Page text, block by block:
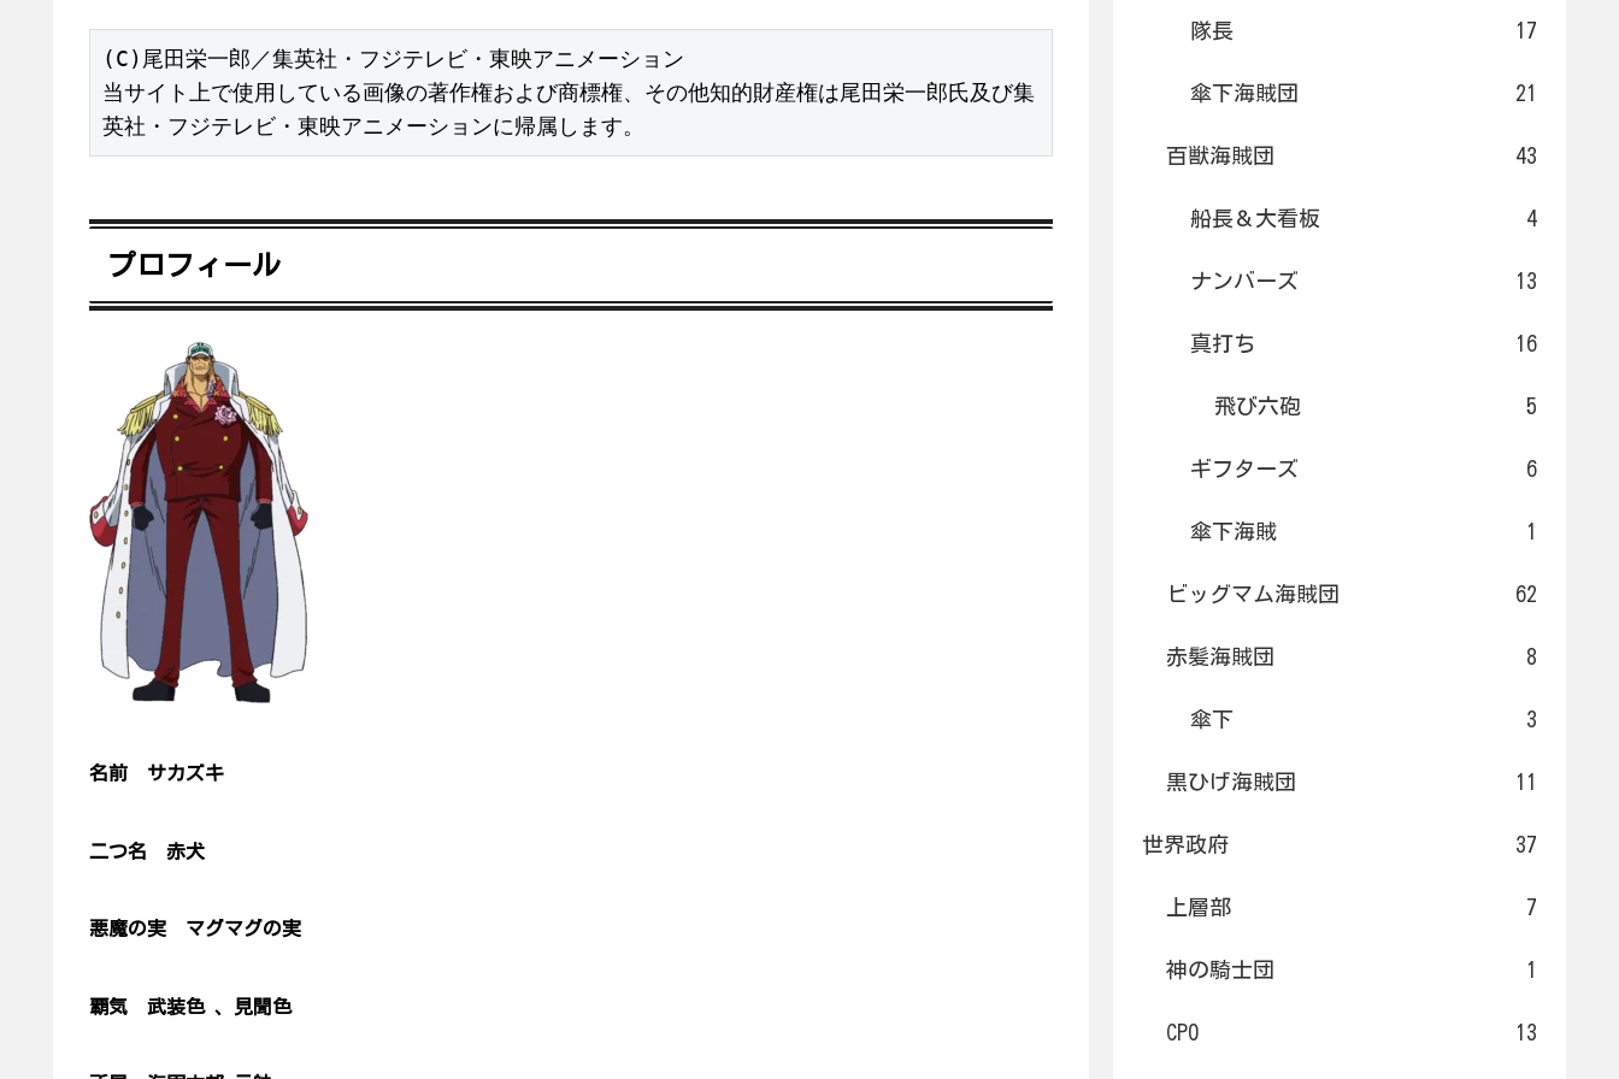
(C)尾田栄一郎／集英社・フジテレビ・東映アニメーション
当サイト上で使用している画像の著作権および商標権、その他知的財産権は尾田栄一郎氏及び集
英社・フジテレビ・東映アニメーションに帰属します。
プロフィール
名前 サカズキ
二つ名 赤犬
悪魔の実 マグマグの実
覇気 武装色 、見聞色
隊長 17
傘下海賊団 21
百獣海賊団 43
船長＆大看板 4
ナンバーズ 13
真打ち 16
飛び六砲 5
ギフターズ 6
傘下海賊 1
ビッグマム海賊団 62
赤髪海賊団 8
傘下 3
黒ひげ海賊団 11
世界政府 37
上層部 7
神の騎士団 1
CP0 13